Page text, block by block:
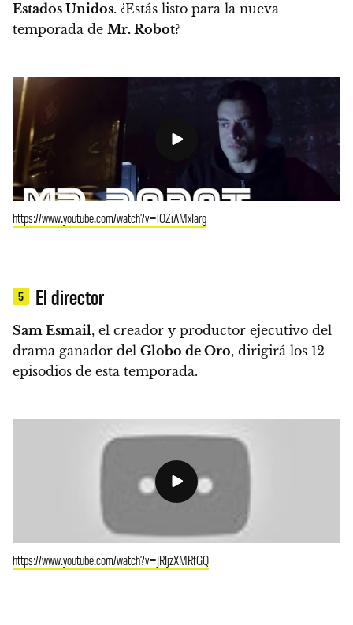
Estados Unidos. ¿Estás listo para la nueva
temporada de Mr. Robot?
https://www.youtube.com/watch?v=lOZiAMxIarg
5 El director
Sam Esmail, el creador y productor ejecutivo del
drama ganador del Globo de Oro, dirigirá los 12
episodios de esta temporada.
https://www.youtube.com/watch?v=JRIjzXMRfGQ